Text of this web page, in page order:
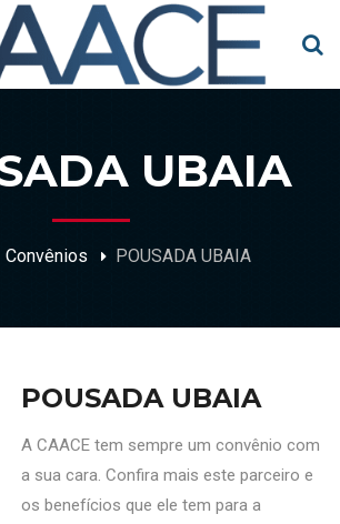
UBAIA
Convênios POUSADA UBAIA
POUSADA UBAIA
A CAACE tem sempre um convênio com
a sua cara. Confira mais este parceiro e
os benefícios que ele tem para a